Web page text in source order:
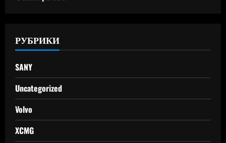
РУБРИКИ
SANY
Uncategorized
Volvo
XCMG